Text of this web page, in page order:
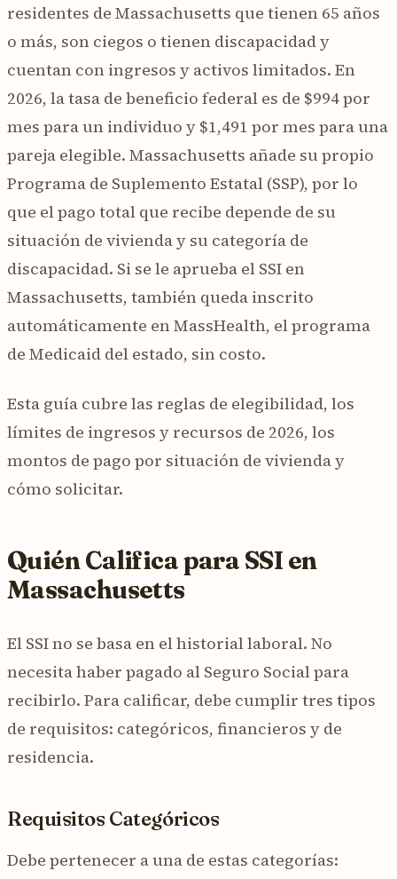
residentes de Massachusetts que tienen 65 años
o más, son ciegos o tienen discapacidad y
cuentan con ingresos y activos limitados. En
2026, la tasa de beneficio federal es de $994 por
mes para un individuo y $1,491 por mes para una
pareja elegible. Massachusetts añade su propio
Programa de Suplemento Estatal (SSP), por lo
que el pago total que recibe depende de su
situación de vivienda y su categoría de
discapacidad. Si se le aprueba el SSI en
Massachusetts, también queda inscrito
automáticamente en MassHealth, el programa
de Medicaid del estado, sin costo.
Esta guía cubre las reglas de elegibilidad, los
límites de ingresos y recursos de 2026, los
montos de pago por situación de vivienda y
cómo solicitar.
Quién Califica para SSI en
Massachusetts
El SSI no se basa en el historial laboral. No
necesita haber pagado al Seguro Social para
recibirlo. Para calificar, debe cumplir tres tipos
de requisitos: categóricos, financieros y de
residencia.
Requisitos Categóricos
Debe pertenecer a una de estas categorías: